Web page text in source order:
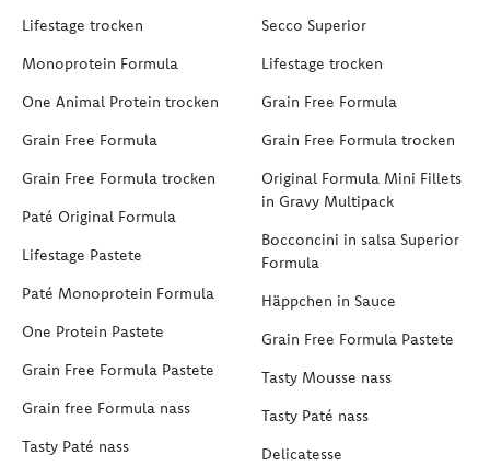
Lifestage trocken
Monoprotein Formula
One Animal Protein trocken
Grain Free Formula
Grain Free Formula trocken
Paté Original Formula
Lifestage Pastete
Paté Monoprotein Formula
One Protein Pastete
Grain Free Formula Pastete
Grain free Formula nass
Tasty Paté nass
Secco Superior
Lifestage trocken
Grain Free Formula
Grain Free Formula trocken
Original Formula Mini Fillets
in Gravy Multipack
Bocconcini in salsa Superior
Formula
Häppchen in Sauce
Grain Free Formula Pastete
Tasty Mousse nass
Tasty Paté nass
Delicatesse